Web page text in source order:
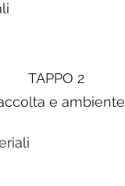
TAPPO 2
e ambiente